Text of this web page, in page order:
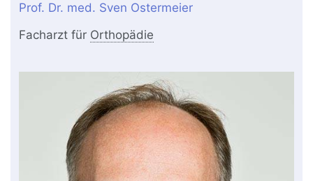
Prof. Dr. med. Sven Ostermeier
Facharzt für Orthopädie